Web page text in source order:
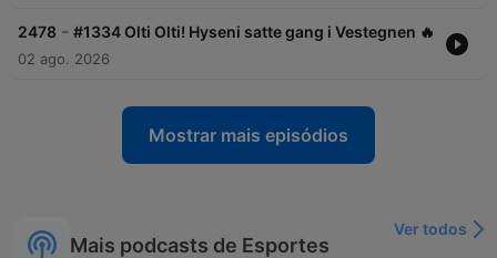
2478 - #1334 Olti Olti! Hyseni satte gang i Vestegnen 🔥
02 ago. 2026
Mostrar mais episódios
Mais podcasts de Esportes
Ver todos